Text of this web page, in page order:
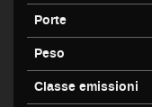
Porte
Peso
Classe emissioni